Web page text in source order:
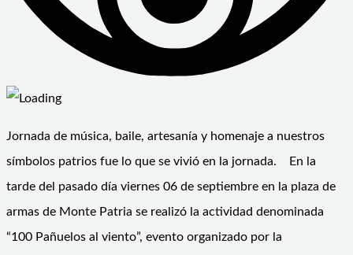
Jornada de música, baile, artesanía y homenaje a nuestros
símbolos patrios fue lo que se vivió en la jornada. En la
tarde del pasado día viernes 06 de septiembre en la plaza de
armas de Monte Patria se realizó la actividad denominada
“100 Pañuelos al viento”, evento organizado por la